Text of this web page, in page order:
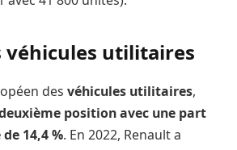
véhicules utilitaires
des véhicules utilitaires,
position avec une part
14,4 %. En 2022, Renault a